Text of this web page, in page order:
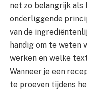
net zo belangrijk als
onderliggende
van de
handig om te weten
werken en welke
Wanneer je een
te proeven tijdens